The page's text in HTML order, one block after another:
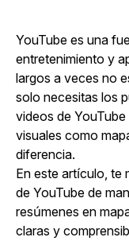
YouTube es una
entretenimiento y
largos a veces no
solo necesitas los
videos de
visuales como
diferencia.
En este artículo, te
de YouTube de
resúmenes en
claras y